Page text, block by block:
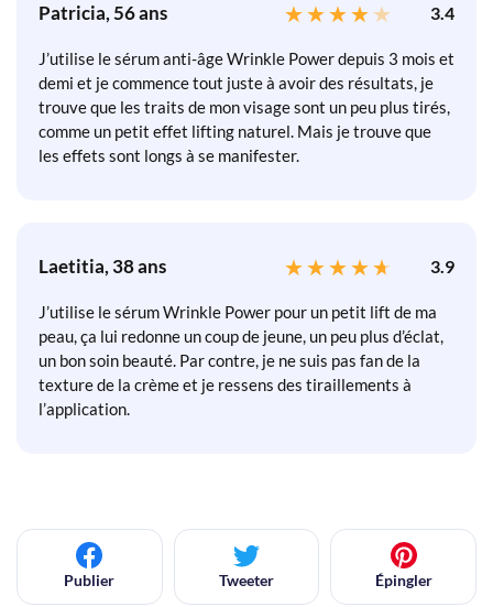
Patricia, 56 ans 3.4
J’utilise le sérum anti-âge Wrinkle Power depuis 3 mois et
demi et je commence tout juste à avoir des résultats, je
trouve que les traits de mon visage sont un peu plus tirés,
comme un petit effet lifting naturel. Mais je trouve que
les effets sont longs à se manifester.
Laetitia, 38 ans 3.9
J’utilise le sérum Wrinkle Power pour un petit lift de ma
peau, ça lui redonne un coup de jeune, un peu plus d’éclat,
un bon soin beauté. Par contre, je ne suis pas fan de la
texture de la crème et je ressens des tiraillements à
l’application.
Publier Tweeter Épingler